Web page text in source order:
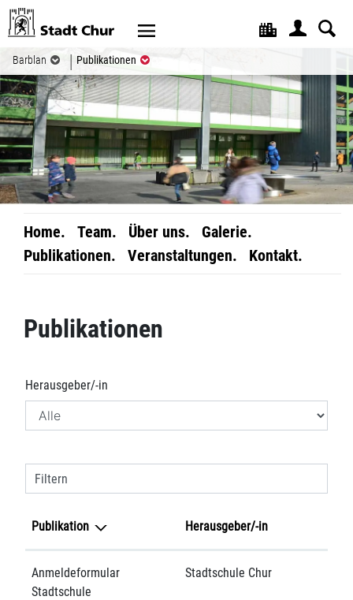
Kopfzeile
Barblan Publikationen (ausgewählt)
Home. Team. Über uns.
Galerie.
Publikationen.
Veranstaltungen. Kontakt.
Inhalt
Publikationen
Herausgeber/-in
Filtern
Publikation Herausgeber/-in
Anmeldeformular
Stadtschule
Stadtschule Chur